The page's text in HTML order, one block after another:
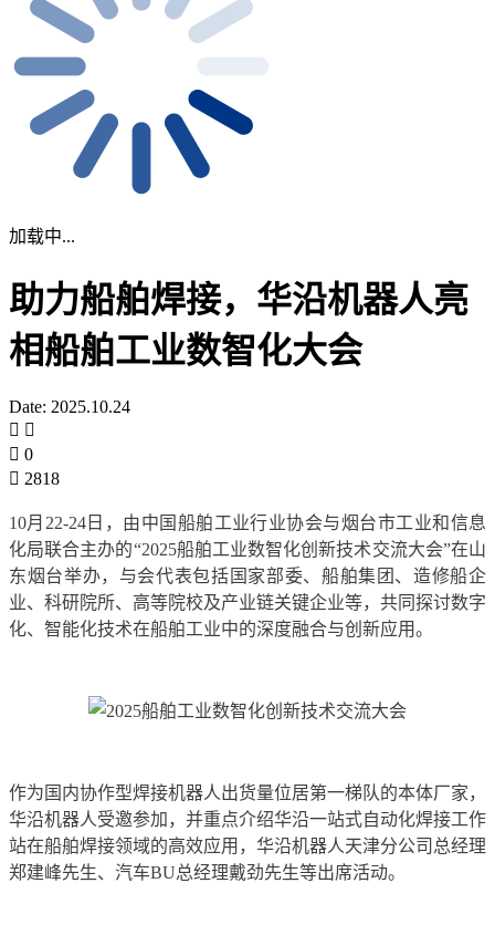
加载中...
助力船舶焊接，华沿机器人亮
相船舶工业数智化大会
Date: 2025.10.24
0
2818
10月22-24日，由中国船舶工业行业协会与烟台市工业和信息
化局联合主办的“2025船舶工业数智化创新技术交流大会”在山
东烟台举办，与会代表包括国家部委、船舶集团、造修船企
业、科研院所、高等院校及产业链关键企业等，共同探讨数字
化、智能化技术在船舶工业中的深度融合与创新应用。
作为国内协作型焊接机器人出货量位居第一梯队的本体厂家，
华沿机器人受邀参加，并重点介绍华沿一站式自动化焊接工作
站在船舶焊接领域的高效应用，华沿机器人天津分公司总经理
郑建峰先生、汽车BU总经理戴劲先生等出席活动。